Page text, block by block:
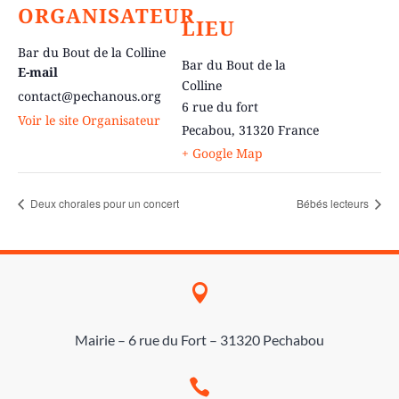
ORGANISATEUR
Bar du Bout de la Colline
E-mail
contact@pechanous.org
Voir le site Organisateur
LIEU
Bar du Bout de la
Colline
6 rue du fort
Pecabou, 31320 France
+ Google Map
Deux chorales pour un concert Bébés lecteurs

Mairie – 6 rue du Fort – 31320 Pechabou
